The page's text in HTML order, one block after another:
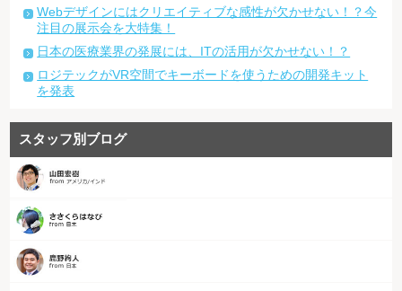
Webデザインにはクリエイティブな感性が欠かせない！？今
注目の展示会を大特集！
日本の医療業界の発展には、ITの活用が欠かせない！？
ロジテックがVR空間でキーボードを使うための開発キット
を発表
スタッフ別ブログ